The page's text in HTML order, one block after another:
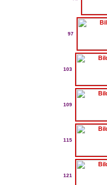
97
103
109
115
121